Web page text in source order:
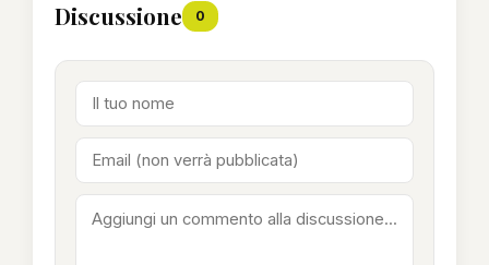
Discussione 0